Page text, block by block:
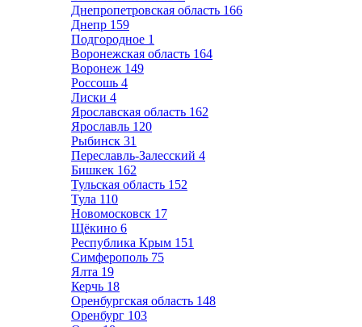
Днепропетровская область 166
Днепр 159
Подгородное 1
Воронежская область 164
Воронеж 149
Россошь 4
Лиски 4
Ярославская область 162
Ярославль 120
Рыбинск 31
Переславль-Залесский 4
Бишкек 162
Тульская область 152
Тула 110
Новомосковск 17
Щёкино 6
Республика Крым 151
Симферополь 75
Ялта 19
Керчь 18
Оренбургская область 148
Оренбург 103